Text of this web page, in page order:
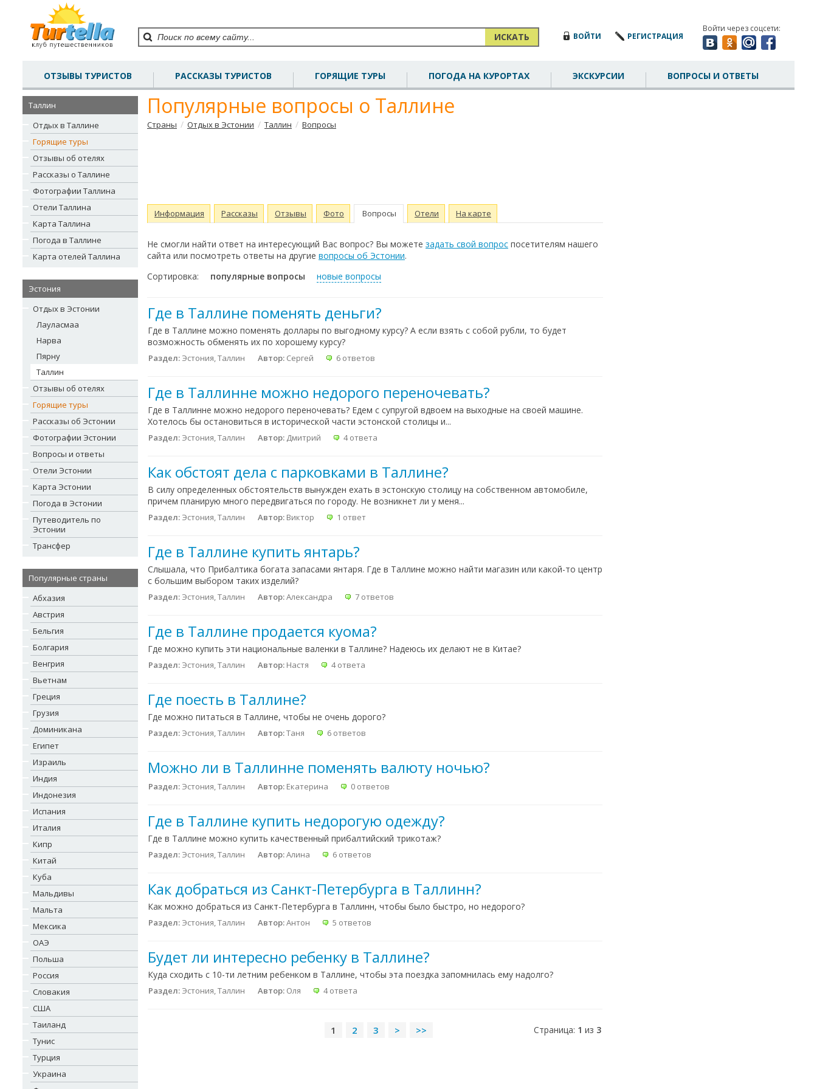
ИСКАТЬ ВОЙТИ РЕГИСТРАЦИЯ
Войти через соцсети:
ОТЗЫВЫ ТУРИСТОВ РАССКАЗЫ ТУРИСТОВ ГОРЯЩИЕ ТУРЫ ПОГОДА НА КУРОРТАХ ЭКСКУРСИИ ВОПРОСЫ И ОТВЕТЫ
Таллин
Отдых в Таллине
Горящие туры
Отзывы об отелях
Рассказы о Таллине
Фотографии Таллина
Отели Таллина
Карта Таллина
Погода в Таллине
Карта отелей Таллина
Эстония
Отдых в Эстонии
Лауласмаа
Нарва
Пярну
Таллин
Отзывы об отелях
Горящие туры
Рассказы об Эстонии
Фотографии Эстонии
Вопросы и ответы
Отели Эстонии
Карта Эстонии
Погода в Эстонии
Путеводитель по
Эстонии
Трансфер
Популярные страны
Абхазия
Австрия
Бельгия
Болгария
Венгрия
Вьетнам
Греция
Грузия
Доминикана
Египет
Израиль
Индия
Индонезия
Испания
Италия
Кипр
Китай
Куба
Мальдивы
Мальта
Мексика
ОАЭ
Польша
Россия
Словакия
США
Таиланд
Тунис
Турция
Украина
Популярные вопросы о Таллине
Страны / Отдых в Эстонии / Таллин / Вопросы
Информация Рассказы Отзывы Фото Вопросы Отели На карте
Не смогли найти ответ на интересующий Вас вопрос? Вы можете задать свой вопрос посетителям нашего
сайта или посмотреть ответы на другие вопросы об Эстонии.
Сортировка:
популярные вопросы новые вопросы
Где в Таллине поменять деньги?
Где в Таллине можно поменять доллары по выгодному курсу? А если взять с собой рубли, то будет
возможность обменять их по хорошему курсу?
Раздел: Эстония, Таллин Автор: Сергей 6 ответов
Где в Таллинне можно недорого переночевать?
Где в Таллинне можно недорого переночевать? Едем с супругой вдвоем на выходные на своей машине.
Хотелось бы остановиться в исторической части эстонской столицы и...
Раздел: Эстония, Таллин Автор: Дмитрий 4 ответа
Как обстоят дела с парковками в Таллине?
В силу определенных обстоятельств вынужден ехать в эстонскую столицу на собственном автомобиле,
причем планирую много передвигаться по городу. Не возникнет ли у меня...
Раздел: Эстония, Таллин Автор: Виктор 1 ответ
Где в Таллине купить янтарь?
Слышала, что Прибалтика богата запасами янтаря. Где в Таллине можно найти магазин или какой-то центр
с большим выбором таких изделий?
Раздел: Эстония, Таллин Автор:Александра 7 ответов
Где в Таллине продается куома?
Где можно купить эти национальные валенки в Таллине? Надеюсь их делают не в Китае?
Раздел: Эстония, Таллин Автор: Настя 4 ответа
Где поесть в Таллине?
Где можно питаться в Таллине, чтобы не очень дорого?
Раздел: Эстония, Таллин Автор:Таня 6 ответов
Можно ли в Таллинне поменять валюту ночью?
Раздел: Эстония, Таллин Автор: Екатерина 0 ответов
Где в Таллине купить недорогую одежду?
Где в Таллине можно купить качественный прибалтийский трикотаж?
Раздел: Эстония, Таллин Автор:Алина 6 ответов
Как добраться из Санкт-Петербурга в Таллинн?
Как можно добраться из Санкт-Петербурга в Таллинн, чтобы было быстро, но недорого?
Раздел: Эстония, Таллин Автор:Антон 5 ответов
Будет ли интересно ребенку в Таллине?
Куда сходить с 10-ти летним ребенком в Таллине, чтобы эта поездка запомнилась ему надолго?
Раздел: Эстония, Таллин Автор: Оля 4 ответа
1 2 3 > >> Страница: 1 из 3